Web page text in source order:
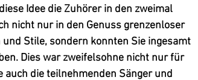
Idee die Zuhörer in den zweimal
nicht nur in den Genuss grenzenloser
Stile, sondern konnten Sie ingesamt
Dies war zweifelsohne nicht nur für
auch die teilnehmenden Sänger und